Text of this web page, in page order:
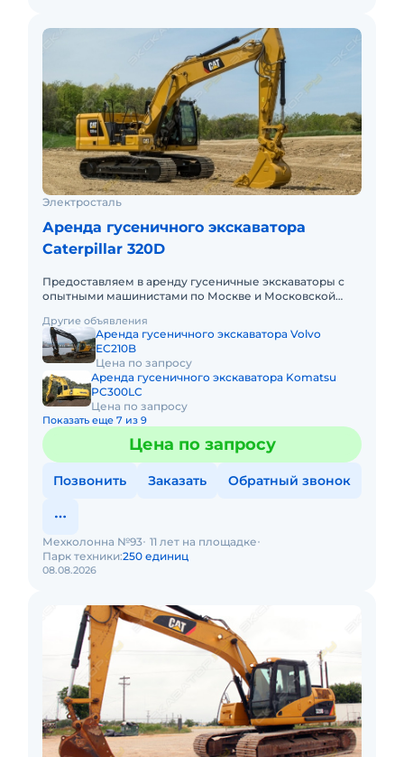
Электросталь
Аренда гусеничного экскаватора
Caterpillar 320D
Предоставляем в аренду гусеничные экскаваторы с
опытными машинистами по Москве и Московской
краткосрочный (почасовой, п
Другие объявления
Аренда гусеничного экскаватора Volvo
EC210B
Цена по запросу
Аренда гусеничного экскаватора Komatsu
PC300LC
Цена по запросу
Показать еще 7 из 9
Цена по запросу
Позвонить Заказать Обратный звонок
08.08.2026
Мехколонна №93 11 лет на площадке
Парк техники:250 единиц